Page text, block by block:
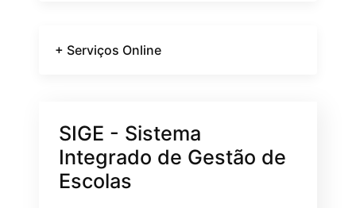
+ Serviços Online
SIGE - Sistema
Integrado de Gestão de
Escolas